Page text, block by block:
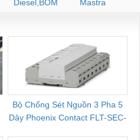
Diesel,BOM
CHUA CHAY
Mastra
Bộ Chống Sét Nguồn 3 Pha 5
Dây Phoenix Contact FLT-SEC-